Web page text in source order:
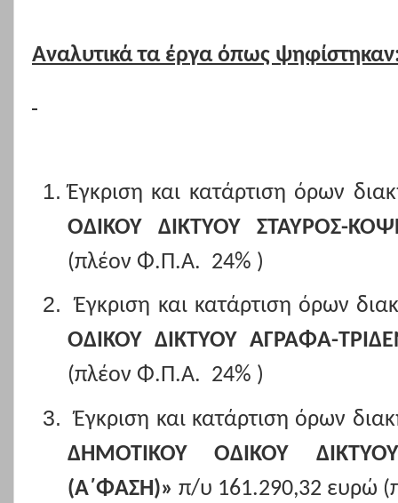
Αναλυτικά τα έργα όπως
Έγκριση και κατάρτιση όρων
ΟΔΙΚΟΥ ΔΙΚΤΥΟΥ ΣΤΑΥΡΟΣ-
(πλέον Φ.Π.Α. 24% )
Έγκριση και κατάρτιση όρων
ΟΔΙΚΟΥ ΔΙΚΤΥΟΥ ΑΓΡΑΦΑ-
(πλέον Φ.Π.Α. 24% )
Έγκριση και κατάρτιση όρων
ΔΗΜΟΤΙΚΟΥ ΟΔΙΚΟΥ
(Α΄ΦΑΣΗ)» π/υ 161.290,32 ευρώ